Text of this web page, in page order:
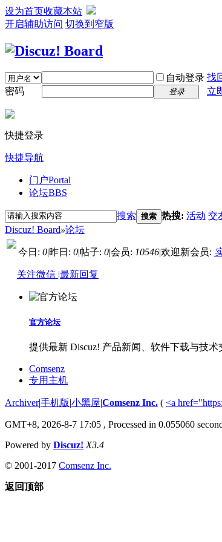
设为首页收藏本站
开启辅助访问 切换到窄版
自动登录 找
密码
登录 立
快捷登录
快捷导航
门户Portal
论坛BBS
搜索 搜索 热搜: 活动 交
Discuz! Board»论坛
今日: 0|昨日: 0|帖子: 0|会员: 10546|欢迎新会员:
关注微信 |最新回复
官方论坛
提供最新 Discuz! 产品新闻、软件下载与技术
Comsenz
专用主机
Archiver|手机版|小黑屋|Comsenz Inc. ( <a
GMT+8, 2026-8-7 17:05 , Processed in 0.055060
Powered by Discuz! X3.4
© 2001-2017 Comsenz Inc.
返回顶部